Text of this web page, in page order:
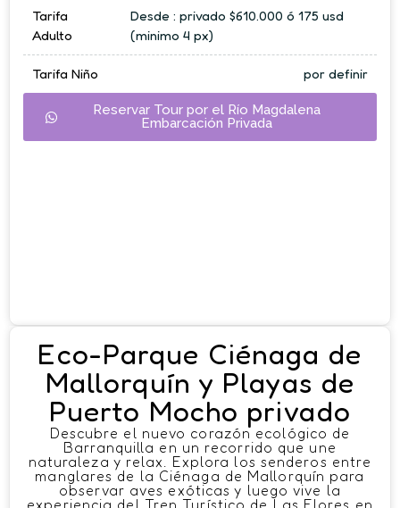
Tarifa
Adulto
Desde : privado $610.000 ó 175 usd
(minimo 4 px)
Tarifa Niño por definir
Reservar Tour por el Río Magdalena
Embarcación Privada
Eco-Parque Ciénaga de
Mallorquín y Playas de
Puerto Mocho privado
Descubre el nuevo corazón ecológico de
Barranquilla en un recorrido que une
naturaleza y relax. Explora los senderos entre
manglares de la Ciénaga de Mallorquín para
observar aves exóticas y luego vive la
experiencia del Tren Turístico de Las Flores en